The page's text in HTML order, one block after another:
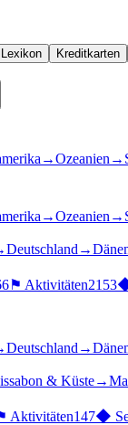
Lexikon Kreditkarten
→Ozeanien →
→Ozeanien →
Deutschland →
⚑ Aktivitäten2153
Deutschland →
& Küste→
Aktivitäten147◆